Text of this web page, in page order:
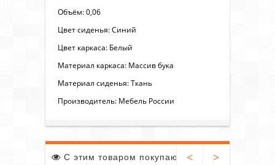
Объём: 0,06
Цвет сиденья: Синий
Цвет каркаса: Белый
Материал каркаса: Массив бука
Материал сиденья: Ткань
Производитель: Мебель России
С этим товаром покупают < >